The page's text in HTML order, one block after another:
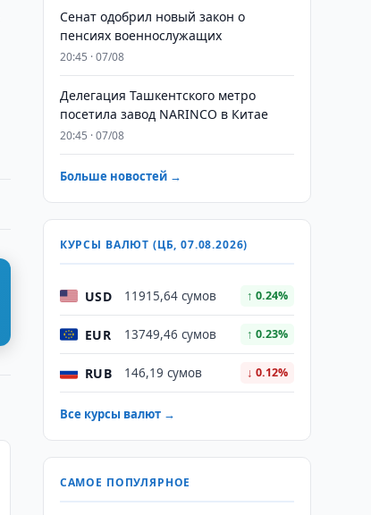
Сенат одобрил новый закон о
пенсиях военнослужащих
20:45 · 07/08
Делегация Ташкентского метро
посетила завод NARINCO в Китае
20:45 · 07/08
Больше новостей →
КУРСЫ ВАЛЮТ (ЦБ, 07.08.2026)
USD 11915,64 сумов ↑ 0.24%
EUR 13749,46 сумов ↑ 0.23%
RUB 146,19 сумов ↓ 0.12%
Все курсы валют →
САМОЕ ПОПУЛЯРНОЕ